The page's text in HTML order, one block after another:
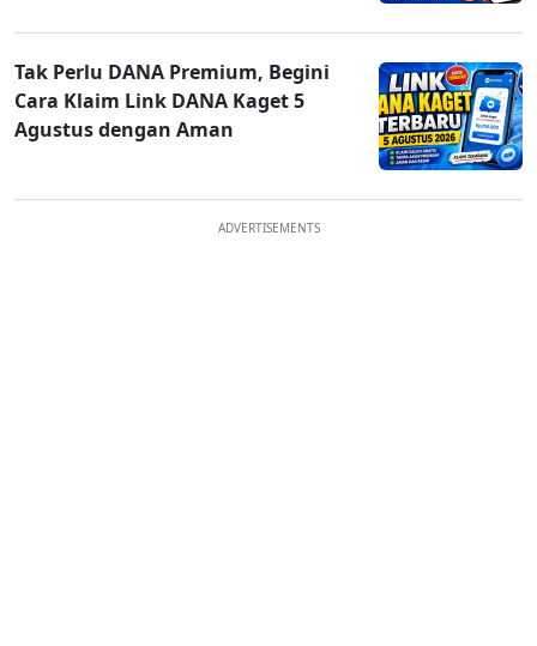
Tak Perlu DANA Premium, Begini
Cara Klaim Link DANA Kaget 5
Agustus dengan Aman
ADVERTISEMENTS